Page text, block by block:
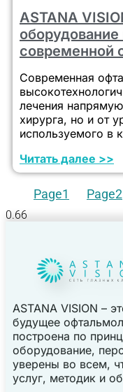
ASTANA
современной
Современная
лечения
хирурга, но и от
используемого в
Читать далее >>
Page1 Page2
ASTANA VISION –
будущее
построена по
оборудование,
уверены во всем,
услуг, методик и